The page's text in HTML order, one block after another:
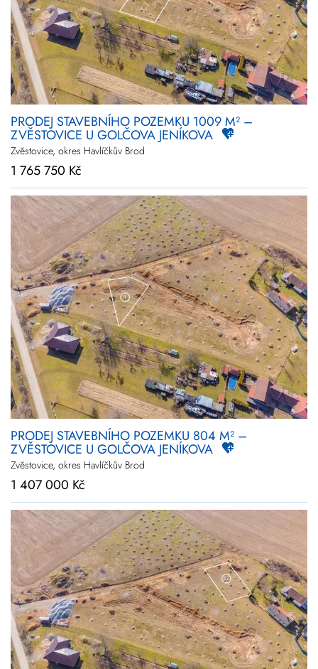
PRODEJ STAVEBNÍHO POZEMKU 1009 M² –
ZVĚSTOVICE U GOLČOVA JENÍKOVA
Zvěstovice, okres Havlíčkův Brod
1 765 750 Kč
PRODEJ STAVEBNÍHO POZEMKU 804 M² –
ZVĚSTOVICE U GOLČOVA JENÍKOVA
Zvěstovice, okres Havlíčkův Brod
1 407 000 Kč